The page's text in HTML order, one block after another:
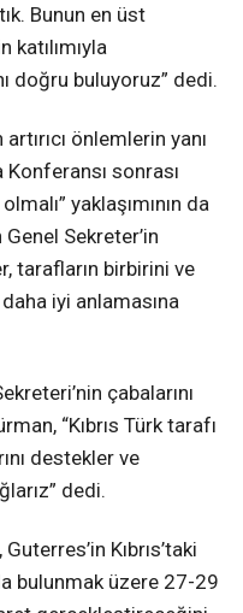
Bunun en üst
katılımıyla
doğru buluyoruz” dedi.
önlemlerin yanı
sonrası
yaklaşımının da
Genel Sekreter’in
tarafların birbirini ve
iyi anlamasına
çabalarını
“Kıbrıs Türk tarafı
destekler ve
dedi.
Kıbrıs’taki
bulunmak üzere 27-29